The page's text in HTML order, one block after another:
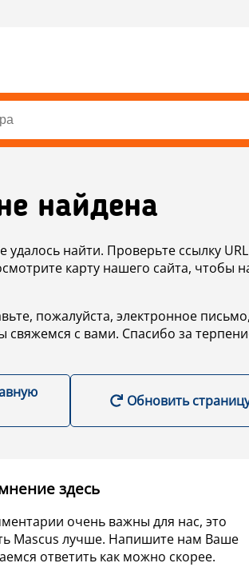
найдена
удалось найти. Проверьте ссылку
карту нашего сайта, чтобы
пожалуйста, электронное
с вами. Спасибо за
Обновить
здесь
очень важны для нас, это
Mascus лучше. Напишите нам Ваше
ответить как можно скорее.